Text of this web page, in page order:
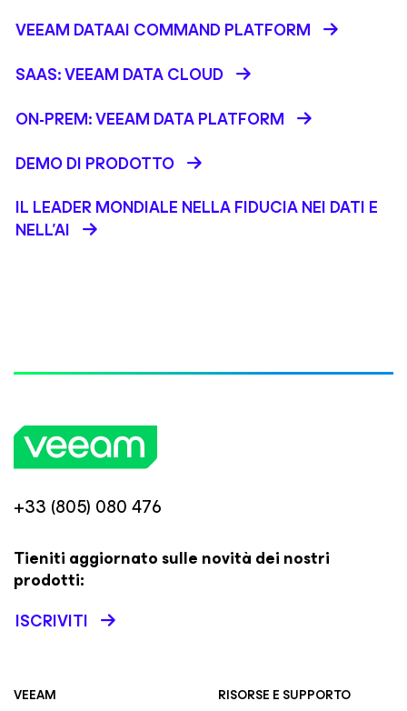
VEEAM DATAAI COMMAND PLATFORM
SAAS: VEEAM DATA CLOUD
ON-PREM: VEEAM DATA PLATFORM
DEMO DI PRODOTTO
IL LEADER MONDIALE NELLA FIDUCIA NEI DATI E
NELL’AI
+33 (805) 080 476
Tieniti aggiornato sulle novità dei nostri
prodotti:
ISCRIVITI
VEEAM
RISORSE E SUPPORTO